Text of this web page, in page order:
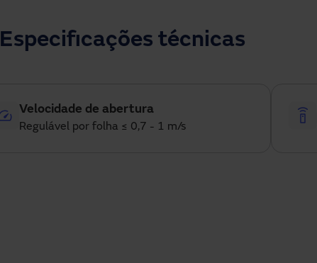
Especificações técnicas
Velocidade de abertura
Regulável por folha ≤ 0,7 - 1 m/s